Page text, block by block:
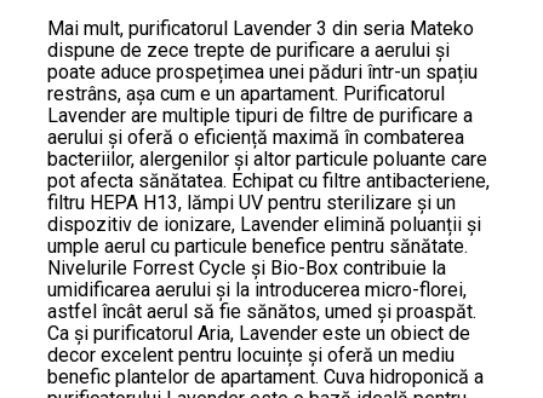
Mai mult, purificatorul Lavender 3 din seria Mateko
dispune de zece trepte de purificare a aerului și
poate aduce prospețimea unei păduri într-un spațiu
restrâns, așa cum e un apartament. Purificatorul
Lavender are multiple tipuri de filtre de purificare a
aerului și oferă o eficiență maximă în combaterea
bacteriilor, alergenilor și altor particule poluante care
pot afecta sănătatea. Echipat cu filtre antibacteriene,
filtru HEPA H13, lămpi UV pentru sterilizare și un
dispozitiv de ionizare, Lavender elimină poluanții și
umple aerul cu particule benefice pentru sănătate.
Nivelurile Forrest Cycle și Bio-Box contribuie la
umidificarea aerului și la introducerea micro-florei,
astfel încât aerul să fie sănătos, umed și proaspăt.
Ca și purificatorul Aria, Lavender este un obiect de
decor excelent pentru locuințe și oferă un mediu
benefic plantelor de apartament. Cuva hidroponică a